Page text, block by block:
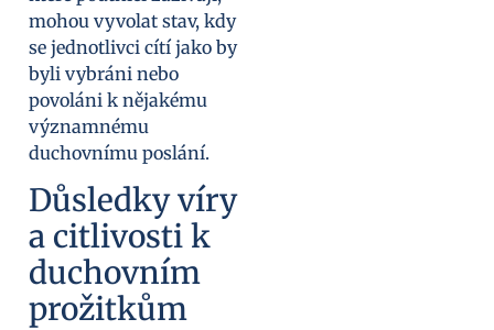
mohou vyvolat stav, kdy
se jednotlivci cítí jako by
byli vybráni nebo
povoláni k nějakému
významnému
duchovnímu poslání.
Důsledky víry
a citlivosti k
duchovním
prožitkům